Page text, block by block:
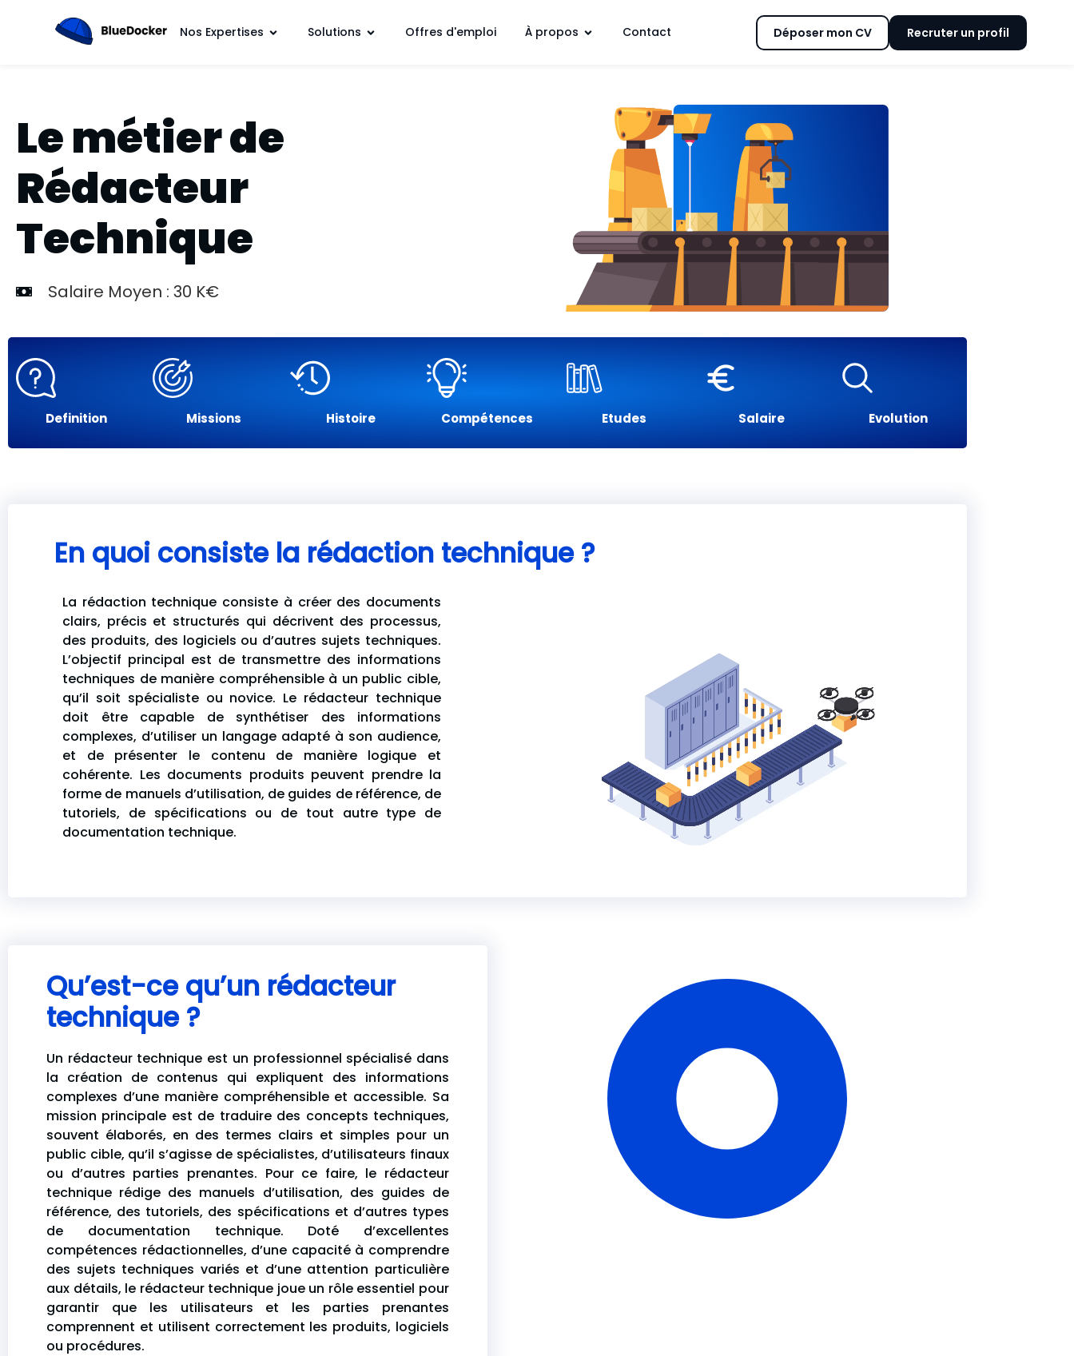
Nos Expertises Solutions Offres d'emploi À propos Contact Déposer mon CV Recruter un profil
Le métier de
Rédacteur
Technique
Salaire Moyen : 30 K€
Definition Missions Histoire Compétences Etudes Salaire Evolution
En quoi consiste la rédaction technique ?
La rédaction technique consiste à créer des documents
clairs, précis et structurés qui décrivent des processus,
des produits, des logiciels ou d’autres sujets techniques.
L’objectif principal est de transmettre des informations
techniques de manière compréhensible à un public cible,
qu’il soit spécialiste ou novice. Le rédacteur technique
doit être capable de synthétiser des informations
complexes, d’utiliser un langage adapté à son audience,
et de présenter le contenu de manière logique et
cohérente. Les documents produits peuvent prendre la
forme de manuels d’utilisation, de guides de référence, de
tutoriels, de spécifications ou de tout autre type de
documentation technique.
Qu’est-ce qu’un rédacteur
technique ?
Un rédacteur technique est un professionnel spécialisé dans
la création de contenus qui expliquent des informations
complexes d’une manière compréhensible et accessible. Sa
mission principale est de traduire des concepts techniques,
souvent élaborés, en des termes clairs et simples pour un
public cible, qu’il s’agisse de spécialistes, d’utilisateurs finaux
ou d’autres parties prenantes. Pour ce faire, le rédacteur
technique rédige des manuels d’utilisation, des guides de
référence, des tutoriels, des spécifications et d’autres types
de documentation technique. Doté d’excellentes
compétences rédactionnelles, d’une capacité à comprendre
des sujets techniques variés et d’une attention particulière
aux détails, le rédacteur technique joue un rôle essentiel pour
garantir que les utilisateurs et les parties prenantes
comprennent et utilisent correctement les produits, logiciels
ou procédures.